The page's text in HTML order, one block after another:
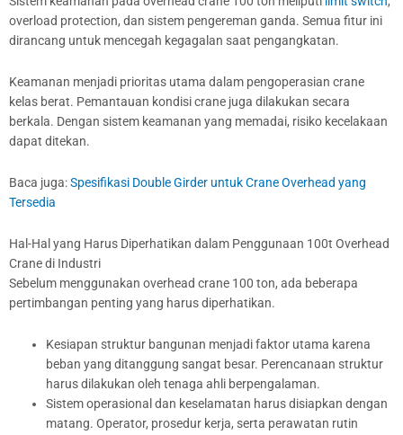
overload protection, dan sistem pengereman ganda. Semua fitur ini
dirancang untuk mencegah kegagalan saat pengangkatan.
Keamanan menjadi prioritas utama dalam pengoperasian crane
kelas berat. Pemantauan kondisi crane juga dilakukan secara
berkala. Dengan sistem keamanan yang memadai, risiko kecelakaan
dapat ditekan.
Baca juga:Spesifikasi Double Girder untuk Crane Overhead yang
Tersedia
Hal-Hal yang Harus Diperhatikan dalam Penggunaan 100t Overhead
Crane di Industri
Sebelum menggunakan overhead crane 100 ton, ada beberapa
pertimbangan penting yang harus diperhatikan.
Kesiapan struktur bangunan menjadi faktor utama karena
beban yang ditanggung sangat besar. Perencanaan struktur
harus dilakukan oleh tenaga ahli berpengalaman.
Sistem operasional dan keselamatan harus disiapkan dengan
matang. Operator, prosedur kerja, serta perawatan rutin